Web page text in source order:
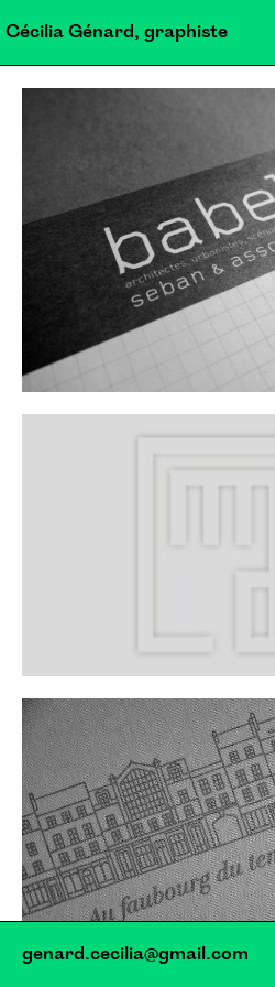
Cécilia Génard, graphiste
genard.cecilia@gmail.com